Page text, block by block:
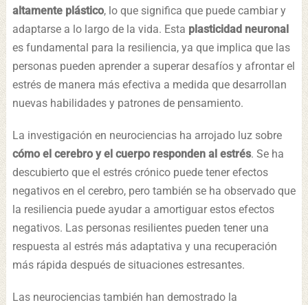
altamente plástico, lo que significa que puede cambiar y
adaptarse a lo largo de la vida. Esta plasticidad neuronal
es fundamental para la resiliencia, ya que implica que las
personas pueden aprender a superar desafíos y afrontar el
estrés de manera más efectiva a medida que desarrollan
nuevas habilidades y patrones de pensamiento.
La investigación en neurociencias ha arrojado luz sobre
cómo el cerebro y el cuerpo responden al estrés. Se ha
descubierto que el estrés crónico puede tener efectos
negativos en el cerebro, pero también se ha observado que
la resiliencia puede ayudar a amortiguar estos efectos
negativos. Las personas resilientes pueden tener una
respuesta al estrés más adaptativa y una recuperación
más rápida después de situaciones estresantes.
Las neurociencias también han demostrado la